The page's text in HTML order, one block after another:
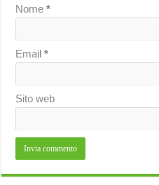
Nome*
Email*
Sito web